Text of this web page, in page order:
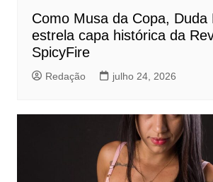
Como Musa da Copa, Duda
estrela capa histórica da
SpicyFire
Redação julho 24, 2026